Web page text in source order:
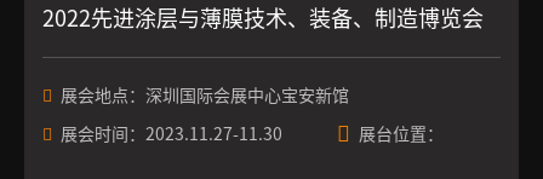
2022先进涂层与薄膜技术、装备、制造博览会
展会地点：深圳国际会展中心宝安新馆
展会时间：2023.11.27-11.30
展台位置：